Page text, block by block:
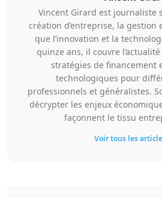
Vincent Girard est journaliste
création d’entreprise, la gestion
que l’innovation et la
quinze ans, il couvre
stratégies de financement
technologiques pour
professionnels et généralistes.
décrypter les enjeux
façonnent le tissu
Voir tous les